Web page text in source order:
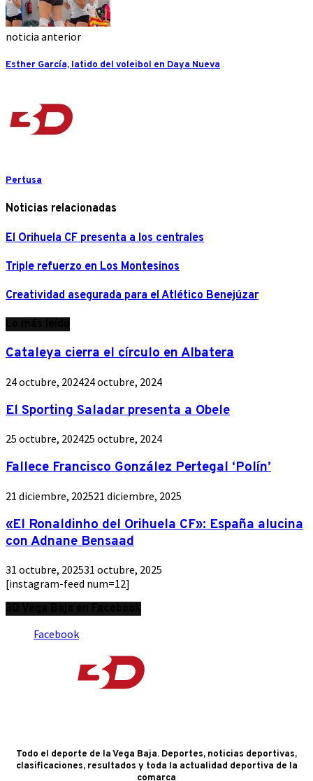
noticia anterior
Esther García, latido del voleibol en Daya Nueva
Pertusa
Noticias relacionadas
El Orihuela CF presenta a los centrales
Triple refuerzo en Los Montesinos
Creatividad asegurada para el Atlético Benejúzar
Cataleya cierra el círculo en Albatera
24 octubre, 202424 octubre, 2024
El Sporting Saladar presenta a Obele
25 octubre, 202425 octubre, 2024
Fallece Francisco González Pertegal ‘Polín’
21 diciembre, 202521 diciembre, 2025
«El Ronaldinho del Orihuela CF»: España alucina
con Adnane Bensaad
31 octubre, 202531 octubre, 2025
[instagram-feed num=12]
Facebook
Todo el deporte de la Vega Baja. Deportes, noticias deportivas,
clasificaciones, resultados y toda la actualidad deportiva de la
comarca